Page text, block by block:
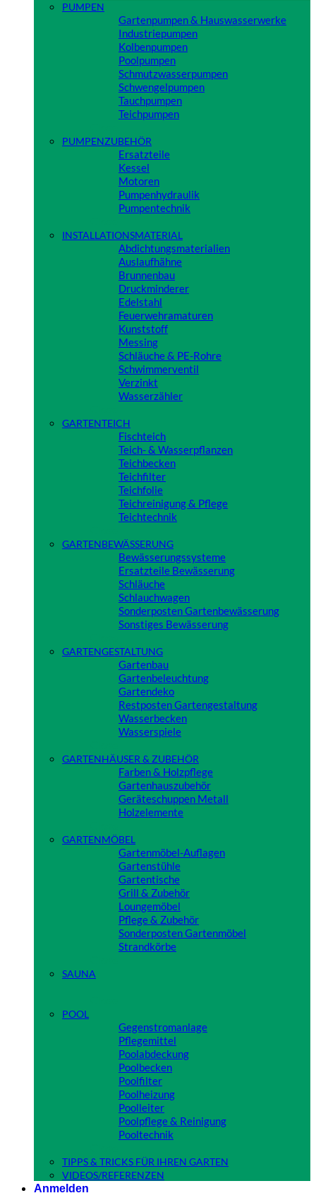
PUMPEN
Gartenpumpen & Hauswasserwerke
Industriepumpen
Kolbenpumpen
Poolpumpen
Schmutzwasserpumpen
Schwengelpumpen
Tauchpumpen
Teichpumpen
PUMPENZUBEHÖR
Ersatzteile
Kessel
Motoren
Pumpenhydraulik
Pumpentechnik
INSTALLATIONSMATERIAL
Abdichtungsmaterialien
Auslaufhähne
Brunnenbau
Druckminderer
Edelstahl
Feuerwehramaturen
Kunststoff
Messing
Schläuche & PE-Rohre
Schwimmerventil
Verzinkt
Wasserzähler
GARTENTEICH
Fischteich
Teich- & Wasserpflanzen
Teichbecken
Teichfilter
Teichfolie
Teichreinigung & Pflege
Teichtechnik
GARTENBEWÄSSERUNG
Bewässerungssysteme
Ersatzteile Bewässerung
Schläuche
Schlauchwagen
Sonderposten Gartenbewässerung
Sonstiges Bewässerung
GARTENGESTALTUNG
Gartenbau
Gartenbeleuchtung
Gartendeko
Restposten Gartengestaltung
Wasserbecken
Wasserspiele
GARTENHÄUSER & ZUBEHÖR
Farben & Holzpflege
Gartenhauszubehör
Geräteschuppen Metall
Holzelemente
GARTENMÖBEL
Gartenmöbel-Auflagen
Gartenstühle
Gartentische
Grill & Zubehör
Loungemöbel
Pflege & Zubehör
Sonderposten Gartenmöbel
Strandkörbe
SAUNA
POOL
Gegenstromanlage
Pflegemittel
Poolabdeckung
Poolbecken
Poolfilter
Poolheizung
Poolleiter
Poolpflege & Reinigung
Pooltechnik
TIPPS & TRICKS FÜR IHREN GARTEN
VIDEOS/REFERENZEN
Anmelden